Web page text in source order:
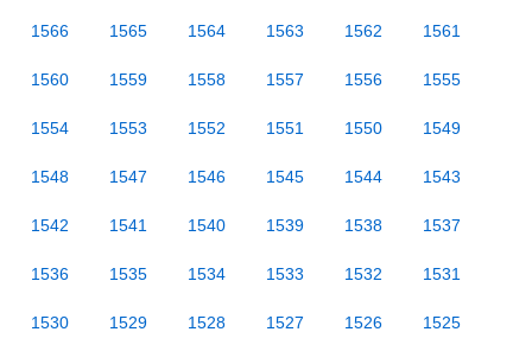
1566 1565 1564 1563 1562 1561
1560 1559 1558 1557 1556 1555
1554 1553 1552 1551 1550 1549
1548 1547 1546 1545 1544 1543
1542 1541 1540 1539 1538 1537
1536 1535 1534 1533 1532 1531
1530 1529 1528 1527 1526 1525